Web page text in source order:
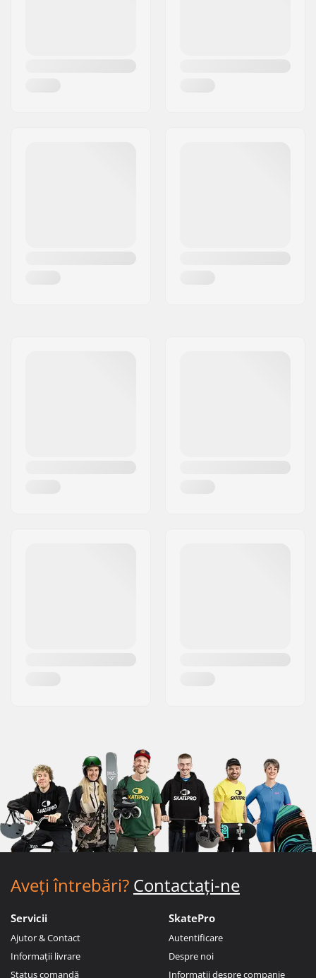
Aveți întrebări? Contactați-ne
Servicii
Ajutor & Contact
Informații livrare
Status comandă
SkatePro
Autentificare
Despre noi
Informații despre companie